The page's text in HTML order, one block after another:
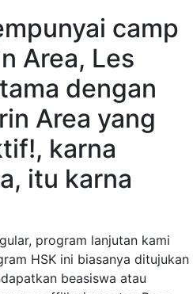
camp
Area, Les
dengan
Area yang
karna
itu karna
program lanjutan kami
HSK ini biasanya ditujukan
beasiswa atau